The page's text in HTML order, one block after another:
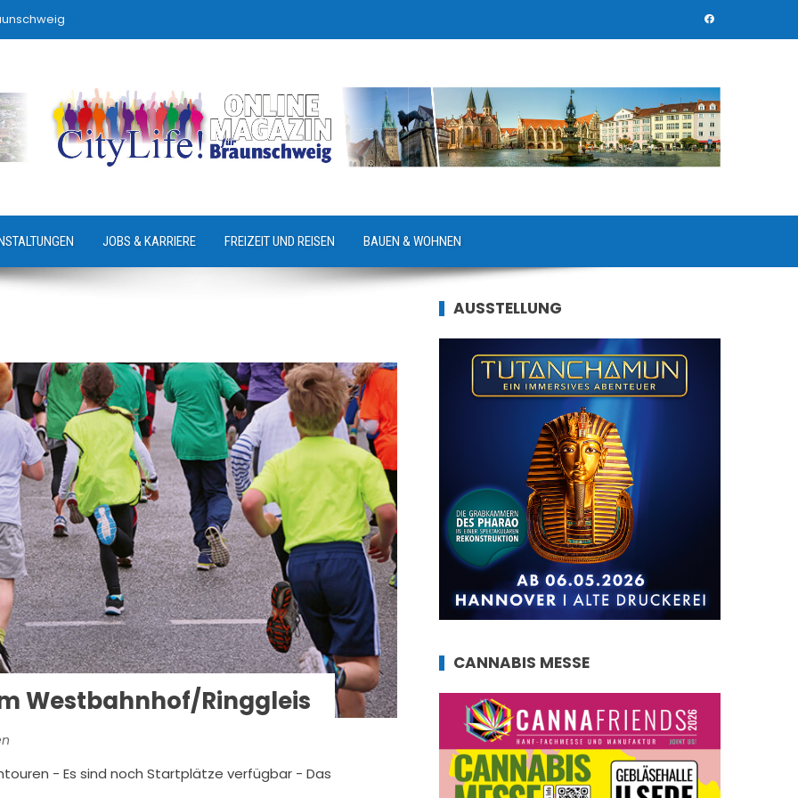
JOBS & KARRIERE FREIZEIT UND REISEN BAUEN & WOHNEN
Westbahnhof/Ringgleis
- Es sind noch Startplätze verfügbar - Das
AUSSTELLUNG
CANNABIS MESSE